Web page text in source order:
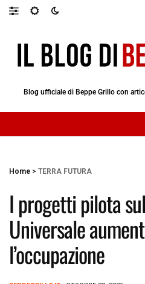
Blog ufficiale di Beppe Grillo con
Home > TERRA FUTURA
I progetti pilota
Universale
l’occupazione